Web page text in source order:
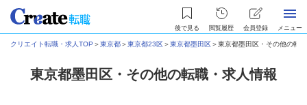
後で見る 閲覧履歴 会員登録 メニュー
クリエイト転職・求人TOP ＞東京都＞東京都23区＞東京都墨田区＞東京都墨田区・その他の転
東京都墨田区・その他の転職・求人情報